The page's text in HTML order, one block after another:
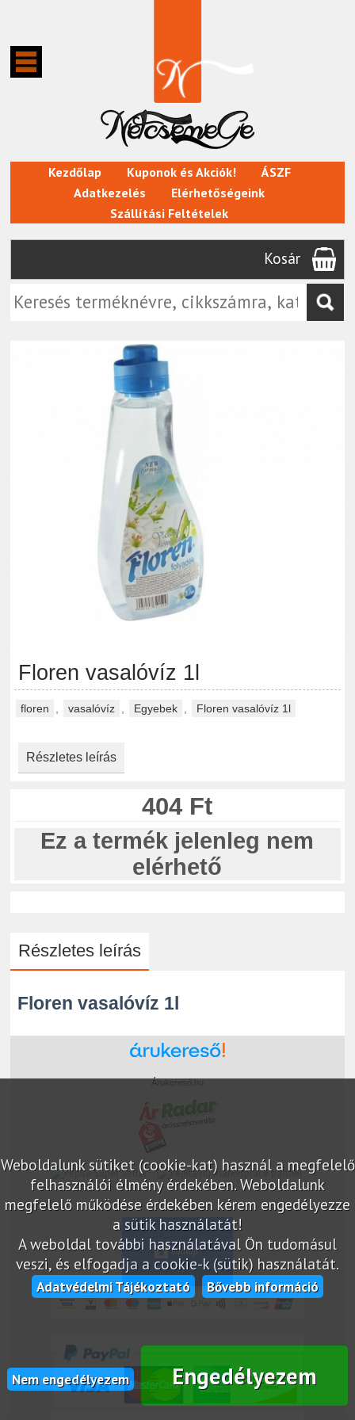
Kezdőlap Kuponok és Akciók!
ÁSZF
Adatkezelés
Elérhetőségeink
Szállítási Feltételek
Kosár
Floren vasalóvíz 1l
floren , vasalóvíz , Egyebek , Floren vasalóvíz 1l
Részletes leírás
404 Ft
Ez a termék jelenleg nem
elérhető
Részletes leírás
Floren vasalóvíz 1l
Weboldalunk sütiket (cookie-kat) használ a megfelelő
felhasználói élmény érdekében. Weboldalunk
megfelelő működése érdekében kérem engedélyezze
a sütik használatát!
A weboldal további használatával Ön tudomásul
veszi, és elfogadja a cookie-k (sütik) használatát.
Adatvédelmi Tájékoztató Bővebb információ
Nem engedélyezem Engedélyezem
marketplace partner